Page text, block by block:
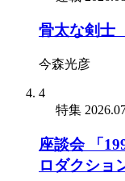
骨太な剣士
今森光彦
4
特集
座談会 「
ロダクショ